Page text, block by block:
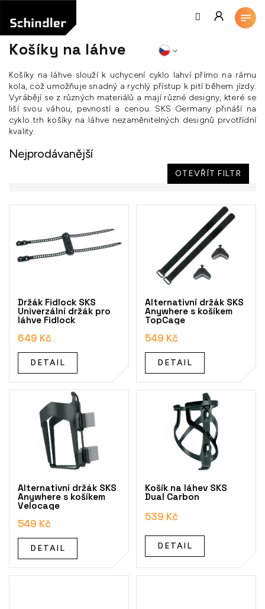
obsah
Košíky na láhve
Košíky na láhve slouží k uchycení cyklo lahví přímo na rámu
kola, což umožňuje snadný a rychlý přístup k pití během jízdy.
Vyrábějí se z různých materiálů a mají různé designy, které se
liší svou váhou, pevností a cenou. SKS Germany přináší na
cyklo trh košíky na láhve nezaměnitelných designů prvotřídní
kvality.
Nejprodávanější
OTEVŘÍT FILTR
V
Držák Fidlock SKS
Univerzální držák pro
láhve Fidlock
649 Kč
DETAIL
Alternativní držák SKS
Anywhere s košíkem
TopCage
549 Kč
DETAIL
Alternativní držák SKS
Anywhere s košíkem
Velocage
549 Kč
DETAIL
Košík na láhev SKS
Dual Carbon
539 Kč
DETAIL